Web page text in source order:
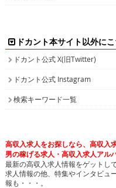
ドカント本サイト以外に
ドカント公式 X(旧Twitter)
ドカント公式 Instagram
検索キーワード一覧
高収入求人をお探しなら、高収入
男の稼げる求人・高収入求人アル
最新の高収入求人情報をゲットし
求人情報の他、特集やインタビュ
報も・・・。